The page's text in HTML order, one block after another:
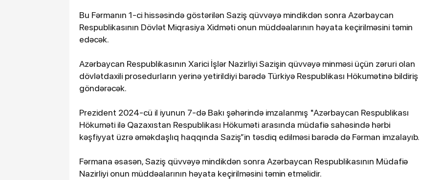
Bu Fərmanın 1-ci hissəsində göstərilən Saziş qüvvəyə mindikdən sonra Azərbaycan
Respublikasının Dövlət Miqrasiya Xidməti onun müddəalarının həyata keçirilməsini təmin
edəcək.
Azərbaycan Respublikasının Xarici İşlər Nazirliyi Sazişin qüvvəyə minməsi üçün zəruri olan
dövlətdaxili prosedurların yerinə yetirildiyi barədə Türkiyə Respublikası Hökumətinə bildiriş
göndərəcək.
Prezident 2024-cü il iyunun 7-də Bakı şəhərində imzalanmış "Azərbaycan Respublikası
Hökuməti ilə Qazaxıstan Respublikası Hökuməti arasında müdafiə sahəsində hərbi
kəşfiyyat üzrə əməkdaşlıq haqqında Saziş”in təsdiq edilməsi barədə də Fərman imzalayıb.
Fərmana əsasən, Saziş qüvvəyə mindikdən sonra Azərbaycan Respublikasının Müdafiə
Nazirliyi onun müddəalarının həyata keçirilməsini təmin etməlidir.